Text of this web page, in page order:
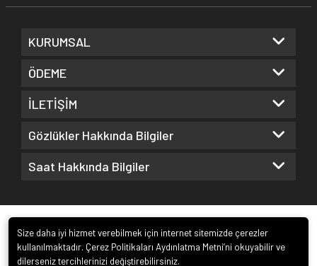
KURUMSAL
ÖDEME
İLETİŞİM
Gözlükler Hakkında Bilgiler
Saat Hakkında Bilgiler
Size daha iyi hizmet verebilmek için internet sitemizde çerezler
kullanılmaktadır. Çerez Politikaları Aydınlatma Metni’ni okuyabilir ve
dilerseniz tercihlerinizi değiştirebilirsiniz.